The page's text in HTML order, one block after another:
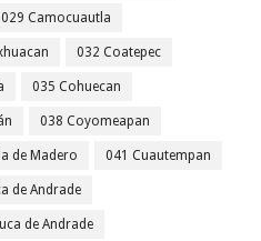
029 Camocuautla
032 Coatepec
035 Cohuecan
038 Coyomeapan
de Madero 041 Cuautempan
de Andrade
de Andrade